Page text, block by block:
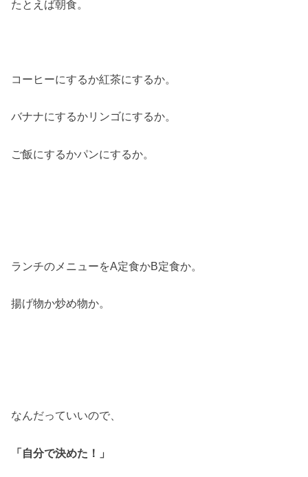
たとえば朝食。
コーヒーにするか紅茶にするか。
バナナにするかリンゴにするか。
ご飯にするかパンにするか。
ランチのメニューをA定食かB定食か。
揚げ物か炒め物か。
なんだっていいので、
「自分で決めた！」